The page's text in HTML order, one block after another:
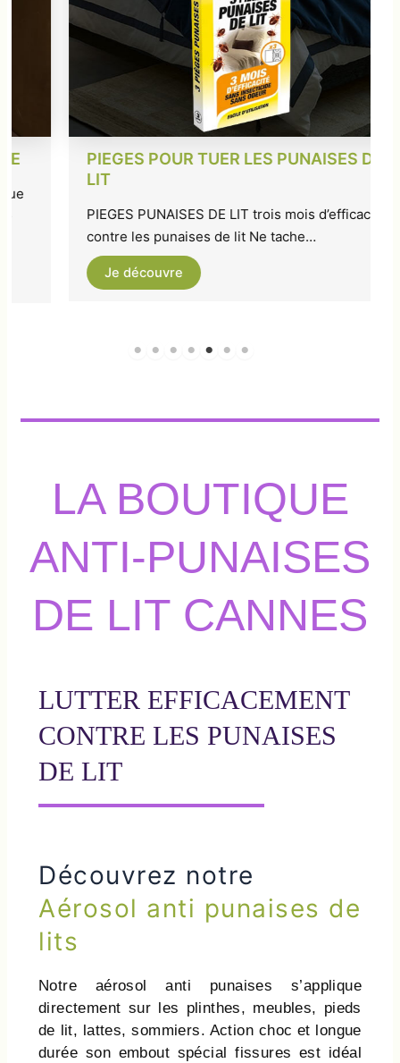
PUNAISES DE
mois d’efficacité
DETECTEUR DE PUNAISE
outil de détection de punaises
LA BOUTIQUE
ANTI-PUNAISES
DE LIT CANNES
LUTTER EFFICACEMENT
CONTRE LES PUNAISES
DE LIT
Découvrez notre
Aérosol anti punaises de
lits
Notre aérosol anti punaises s’applique
directement sur les plinthes, meubles, pieds
de lit, lattes, sommiers. Action choc et longue
durée son embout spécial fissures est idéal